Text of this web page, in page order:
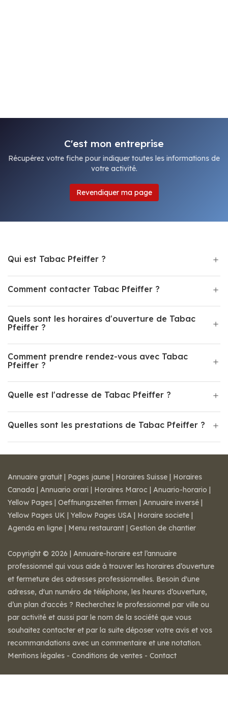
C'est mon entreprise
Récupérez votre fiche pour indiquer toutes les informations de
votre activité.
Revendiquer ma page
Qui est Tabac Pfeiffer ?
Comment contacter Tabac Pfeiffer ?
Quels sont les horaires d'ouverture de Tabac
Pfeiffer ?
Comment prendre rendez-vous avec Tabac
Pfeiffer ?
Quelle est l'adresse de Tabac Pfeiffer ?
Quelles sont les prestations de Tabac Pfeiffer ?
Annuaire gratuit | Pages jaune | Horaires Suisse | Horaires
Canada | Annuario orari | Horaires Maroc | Anuario-horario |
Yellow Pages | Oeffnungszeiten firmen | Annuaire inversé |
Yellow Pages UK | Yellow Pages USA | Horaire societe |
Agenda en ligne | Menu restaurant | Gestion de chantier
Copyright © 2026 | Annuaire-horaire est l’annuaire
professionnel qui vous aide à trouver les horaires d’ouverture
et fermeture des adresses professionnelles. Besoin d'une
adresse, d'un numéro de téléphone, les heures d’ouverture,
d’un plan d'accès ? Recherchez le professionnel par ville ou
par activité et aussi par le nom de la société que vous
souhaitez contacter et par la suite déposer votre avis et vos
recommandations avec un commentaire et une notation.
Mentions légales - Conditions de ventes - Contact